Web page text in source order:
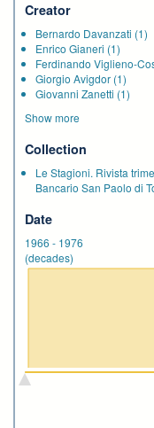
Creator
Bernardo Davanzati (1)
Enrico Gianeri (1)
Ferdinando Viglieno-
Giorgio Avigdor (1)
Giovanni Zanetti (1)
Show more
Collection
Le Stagioni. Rivista
Bancario San Paolo di
Date
1966 - 1976
(decades)